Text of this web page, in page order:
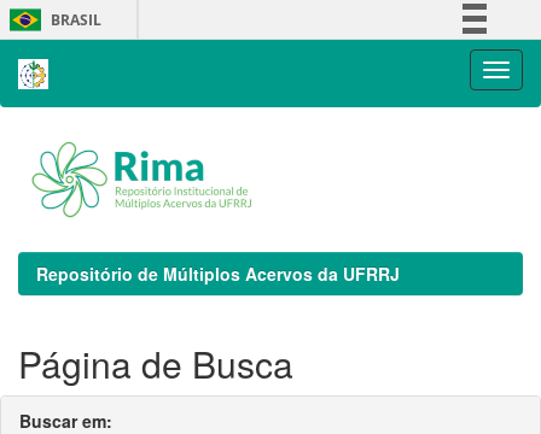
Skip
navigation
BRASIL
Repositório de Múltiplos Acervos da UFRRJ
Página de Busca
Buscar em: